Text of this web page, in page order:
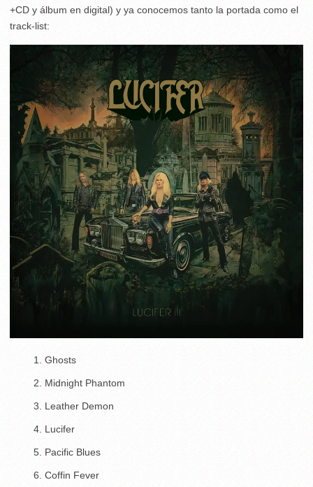
+CD y álbum en digital) y ya conocemos tanto la portada como el
track-list:
Ghosts
Midnight Phantom
Leather Demon
Lucifer
Pacific Blues
Coffin Fever